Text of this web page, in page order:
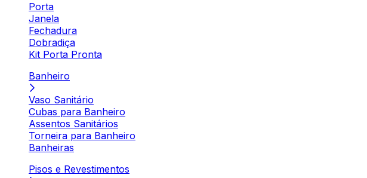
Porta
Janela
Fechadura
Dobradiça
Kit Porta Pronta
Banheiro
Vaso Sanitário
Cubas para Banheiro
Assentos Sanitários
Torneira para Banheiro
Banheiras
Pisos e Revestimentos